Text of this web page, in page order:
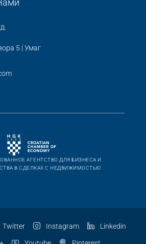
5 | Умаг
АГЕНТСТВО ДЛЯ БИЗНЕСА И
В СДЕЛКАХ С НЕДВИЖИМОСТЬЮ
Twitter Instagram Linkedin